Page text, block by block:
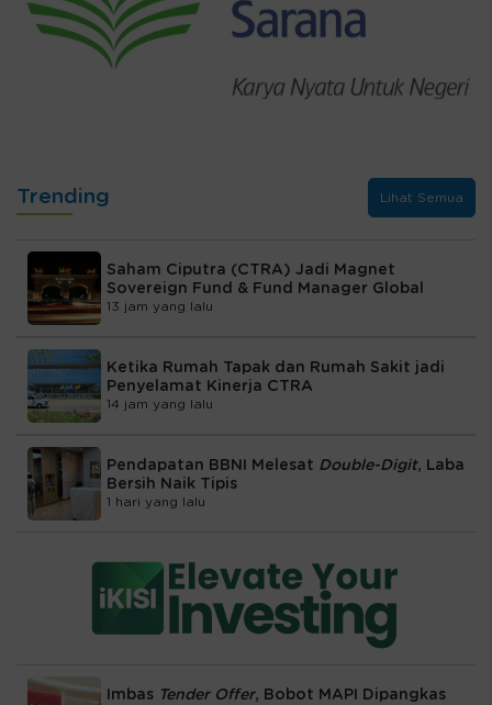
Trending Lihat Semua
Saham Ciputra (CTRA) Jadi Magnet
Sovereign Fund & Fund Manager Global
13 jam yang lalu
Ketika Rumah Tapak dan Rumah Sakit jadi
Penyelamat Kinerja CTRA
14 jam yang lalu
Pendapatan BBNI Melesat Double-Digit, Laba
Bersih Naik Tipis
1 hari yang lalu
Imbas Tender Offer, Bobot MAPI Dipangkas